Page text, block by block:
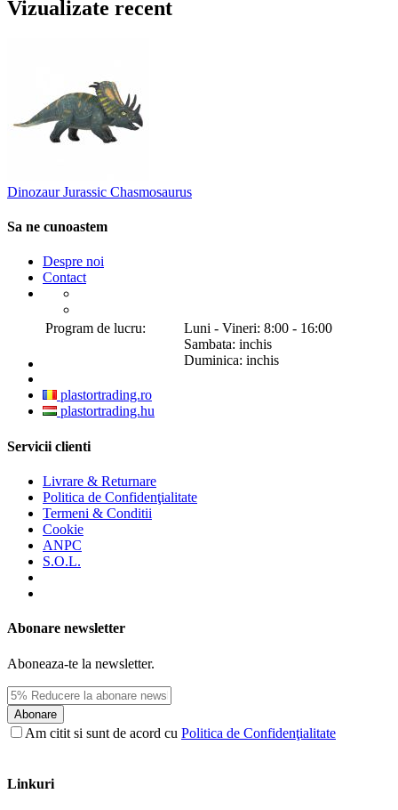
Vizualizate recent
Dinozaur Jurassic Chasmosaurus
Sa ne cunoastem
Despre noi
Contact
Program de lucru:
Luni - Vineri: 8:00 - 16:00
Sambata: inchis
Duminica: inchis
plastortrading.ro
plastortrading.hu
Servicii clienti
Livrare & Returnare
Politica de Confidenţialitate
Termeni & Conditii
Cookie
ANPC
S.O.L.
Abonare newsletter
Aboneaza-te la newsletter.
Abonare
Am citit si sunt de acord cu Politica de Confidenţialitate
Linkuri